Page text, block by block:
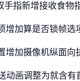
手指新增接收食物
增加算是否锁帧选
增加摄像机纵面向
动画调整为就含有